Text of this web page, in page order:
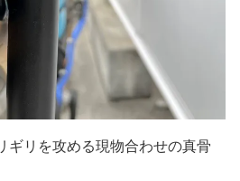
ギリを攻める現物合わせの真骨